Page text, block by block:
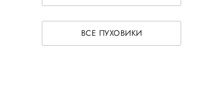
ВСЕ ПУХОВИКИ